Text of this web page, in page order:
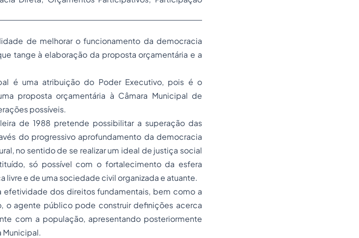
de melhorar o funcionamento da democracia
tange à elaboração da proposta orçamentária e a
é uma atribuição do Poder Executivo, pois é o
proposta orçamentária à Câmara Municipal de
possíveis.
de 1988 pretende possibilitar a superação das
do progressivo aprofundamento da democracia
no sentido de se realizar um ideal de justiça social
só possível com o fortalecimento da esfera
e de uma sociedade civil organizada e atuante.
efetividade dos direitos fundamentais, bem como a
o agente público pode construir definições acerca
com a população, apresentando posteriormente
Municipal.